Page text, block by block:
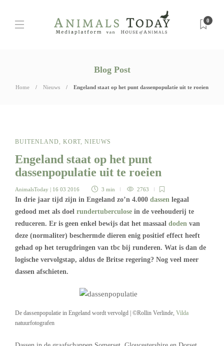
0
Blog Post
Home Nieuws Engeland staat op het punt dassenpopulatie uit te roeien
BUITENLAND, KORT, NIEUWS
Engeland staat op het punt
dassenpopulatie uit te roeien
AnimalsToday | 16 03 2016 3 min 2763
In drie jaar tijd zijn in Engeland zo’n 4.000 dassen legaal
gedood met als doel rundertuberculose in de veehouderij te
reduceren. Er is geen enkel bewijs dat het massaal doden van
deze (normaliter) beschermde dieren enig positief effect heeft
gehad op het terugdringen van tbc bij runderen. Wat is dan de
logische vervolgstap, aldus de Britse regering? Nog veel meer
dassen afschieten.
De dassenpopulatie in Engeland wordt vervolgd | ©Rollin Verlinde, Vilda
natuurfotografen